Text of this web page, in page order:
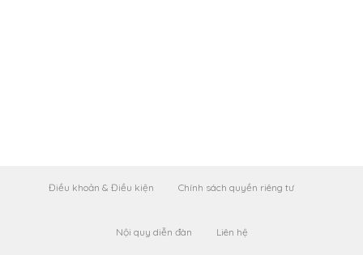
Điều khoản & Điều kiện Chính sách quyền riêng tư
Nội quy diễn đàn Liên hệ